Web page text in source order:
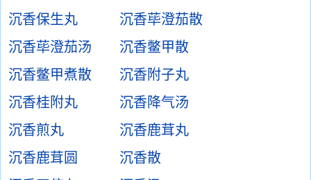
沉香保生丸
沉香荜澄茄散
沉香荜澄茄汤
沉香鳖甲散
沉香鳖甲煮散
沉香附子丸
沉香桂附丸
沉香降气汤
沉香煎丸
沉香鹿茸丸
沉香鹿茸圆
沉香散